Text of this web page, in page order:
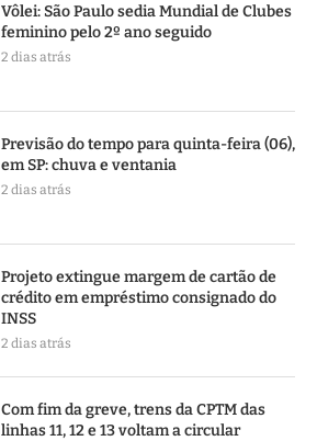
Vôlei: São Paulo sedia Mundial de Clubes
feminino pelo 2º ano seguido
2 dias atrás
Previsão do tempo para quinta-feira (06),
em SP: chuva e ventania
2 dias atrás
Projeto extingue margem de cartão de
crédito em empréstimo consignado do
INSS
2 dias atrás
Com fim da greve, trens da CPTM das
linhas 11, 12 e 13 voltam a circular